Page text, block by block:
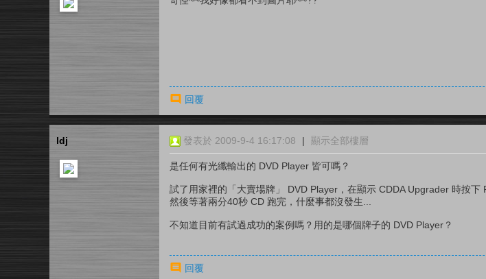
回覆
ldj 發表於 2009-9-4 16:17:08 | 顯示全部樓層
是任何有光纖輸出的 DVD Player 皆可嗎？
試了用家裡的「大賣場牌」 DVD Player，在顯示 CDDA Upgrader 時按下
然後等著兩分40秒 CD 跑完，什麼事都沒發生...
不知道目前有試過成功的案例嗎？用的是哪個牌子的 DVD Player？
回覆